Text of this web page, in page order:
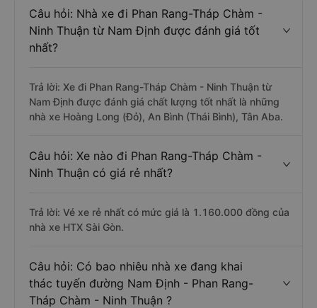
Câu hỏi: Nhà xe đi Phan Rang-Tháp Chàm -
Ninh Thuận từ Nam Định được đánh giá tốt
nhất?
Trả lời: Xe đi Phan Rang-Tháp Chàm - Ninh Thuận từ
Nam Định được đánh giá chất lượng tốt nhất là những
nhà xe Hoàng Long (Đỏ), An Bình (Thái Bình), Tân Aba.
Câu hỏi: Xe nào đi Phan Rang-Tháp Chàm -
Ninh Thuận có giá rẻ nhất?
Trả lời: Vé xe rẻ nhất có mức giá là 1.160.000 đồng của
nhà xe HTX Sài Gòn.
Câu hỏi: Có bao nhiêu nhà xe đang khai
thác tuyến đường Nam Định - Phan Rang-
Tháp Chàm - Ninh Thuận ?